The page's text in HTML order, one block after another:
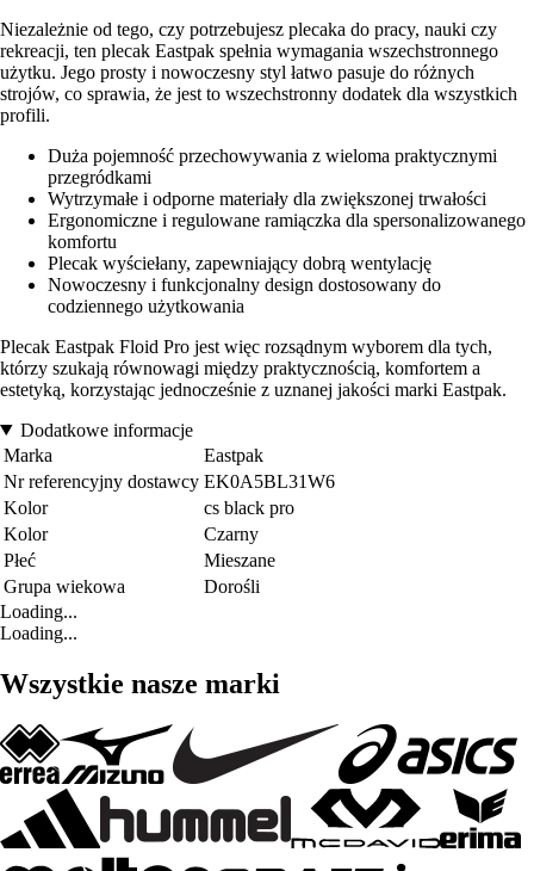
Niezależnie od tego, czy potrzebujesz plecaka do pracy, nauki czy
rekreacji, ten plecak Eastpak spełnia wymagania wszechstronnego
użytku. Jego prosty i nowoczesny styl łatwo pasuje do różnych
strojów, co sprawia, że jest to wszechstronny dodatek dla wszystkich
profili.
Duża pojemność przechowywania z wieloma praktycznymi
przegródkami
Wytrzymałe i odporne materiały dla zwiększonej trwałości
Ergonomiczne i regulowane ramiączka dla spersonalizowanego
komfortu
Plecak wyściełany, zapewniający dobrą wentylację
Nowoczesny i funkcjonalny design dostosowany do
codziennego użytkowania
Plecak Eastpak Floid Pro jest więc rozsądnym wyborem dla tych,
którzy szukają równowagi między praktycznością, komfortem a
estetyką, korzystając jednocześnie z uznanej jakości marki Eastpak.
Dodatkowe informacje
Marka
Eastpak
Nr referencyjny dostawcy EK0A5BL31W6
Kolor
cs black pro
Kolor
Czarny
Płeć
Mieszane
Grupa wiekowa
Dorośli
Loading...
Loading...
Wszystkie nasze marki